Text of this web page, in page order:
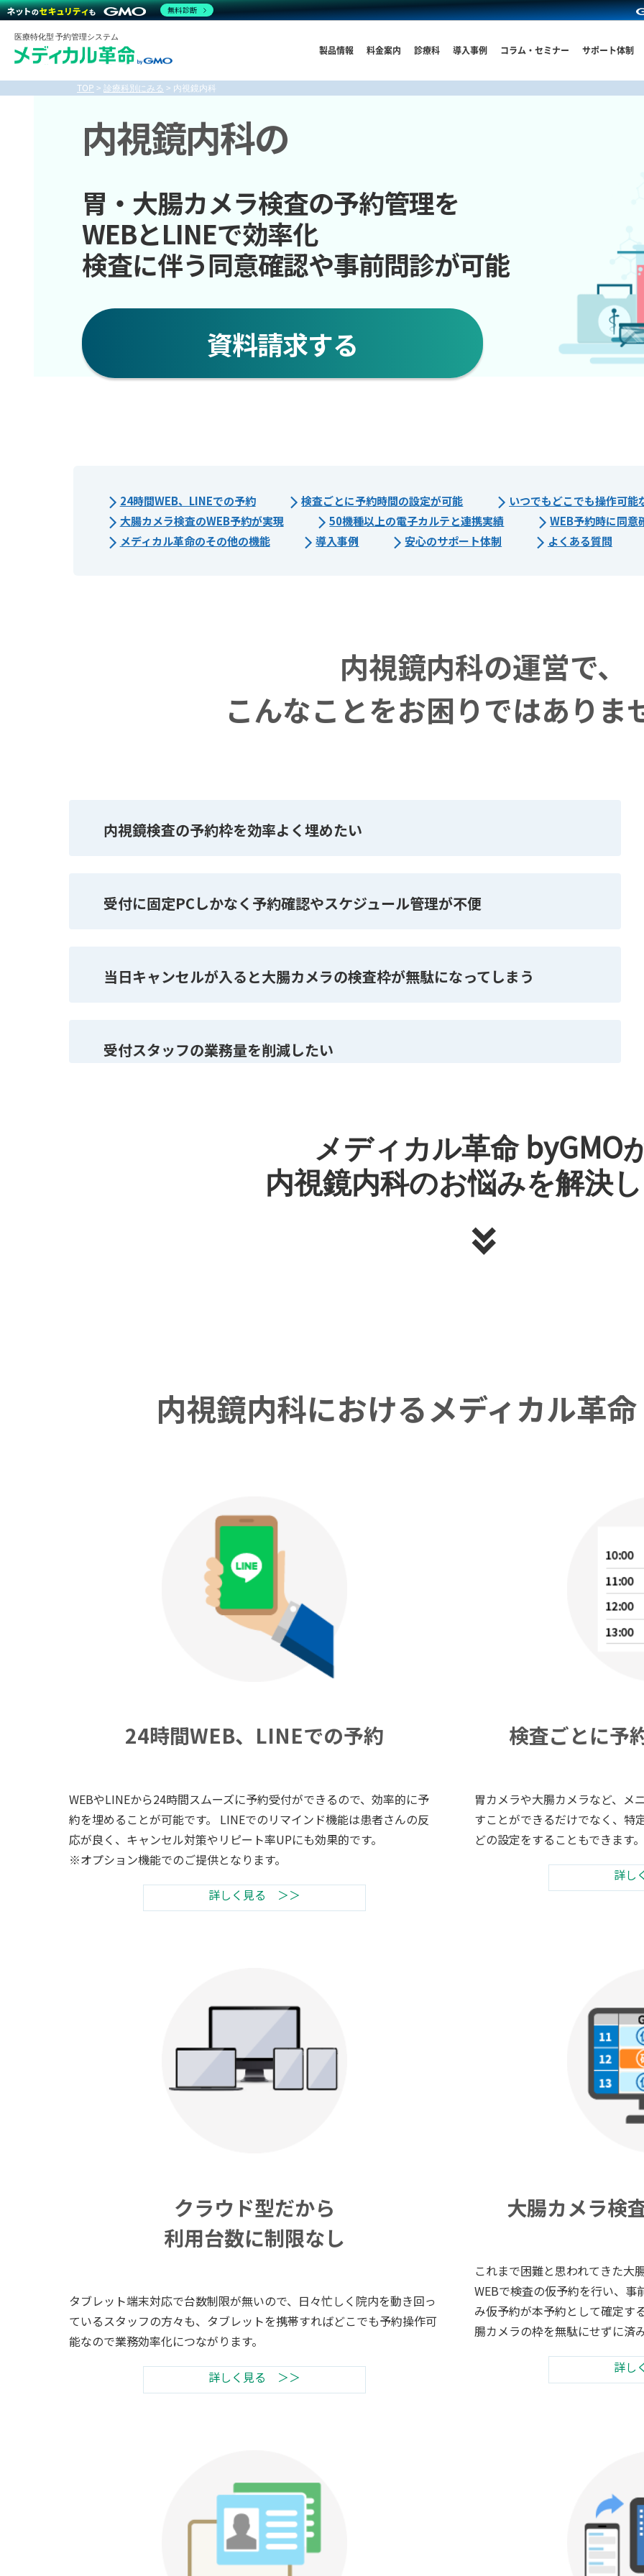
医療特化型 予約管理システム
製品情報 料金案内 診療科 導入事例 コラム・セミナー サポート体制
TOP > 診療科別にみる > 内視鏡内科
内視鏡内科の
胃・大腸カメラ検査の予約管理を
WEBとLINEで効率化
検査に伴う同意確認や事前問診が可能
資料請求する
24時間WEB、LINEでの予約 検査ごとに予約時間の設定が可能
いつでもどこでも操作可能
大腸カメラ検査のWEB予約が実現
50機種以上の電子カルテと連携実績
WEB予約時に同意
メディカル革命のその他の機能
導入事例 安心のサポート体制 よくある質問
内視鏡内科の運営で、
こんなことをお困りではありま
内視鏡検査の予約枠を効率よく埋めたい
受付に固定PCしかなく予約確認やスケジュール管理が不便
当日キャンセルが入ると大腸カメラの検査枠が無駄になってしまう
受付スタッフの業務量を削減したい
メディカル革命 byGMO
内視鏡内科のお悩みを解決
内視鏡内科におけるメディカル革
24時間WEB、LINEでの予約
WEBやLINEから24時間スムーズに予約受付ができるので、効率的に予
約を埋めることが可能です。 LINEでのリマインド機能は患者さんの反
応が良く、キャンセル対策やリピート率UPにも効果的です。
※オプション機能でのご提供となります。
詳しく見る ＞＞
検査ごとに予
胃カメラや大腸カメラなど、メ
すことができるだけでなく、特
どの設定をすることもできます。
詳し
クラウド型だから
利用台数に制限なし
タブレット端末対応で台数制限が無いので、日々忙しく院内を動き回っ
ているスタッフの方々も、タブレットを携帯すればどこでも予約操作可
能なので業務効率化につながります。
詳しく見る ＞＞
大腸カメラ検
これまで困難と思われてきた大
WEBで検査の仮予約を行い、
み仮予約が本予約として確定す
腸カメラの枠を無駄にせずに済
詳し
無料診断